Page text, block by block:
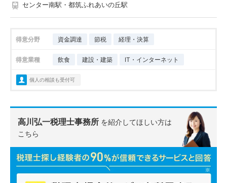
センター南駅・都筑ふれあいの丘駅
得意分野 資金調達 節税 経理・決算
得意業種 飲食 建設・建築 IT・インターネット
個人の相談も受付可
高川弘一税理士事務所 を紹介してほしい方は
こちら